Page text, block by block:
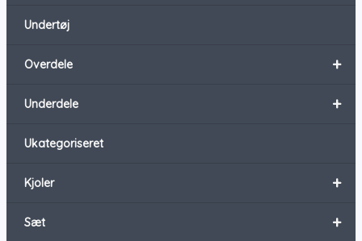
Undertøj
+
Overdele
+
Underdele
Ukategoriseret
+
Kjoler
+
Sæt